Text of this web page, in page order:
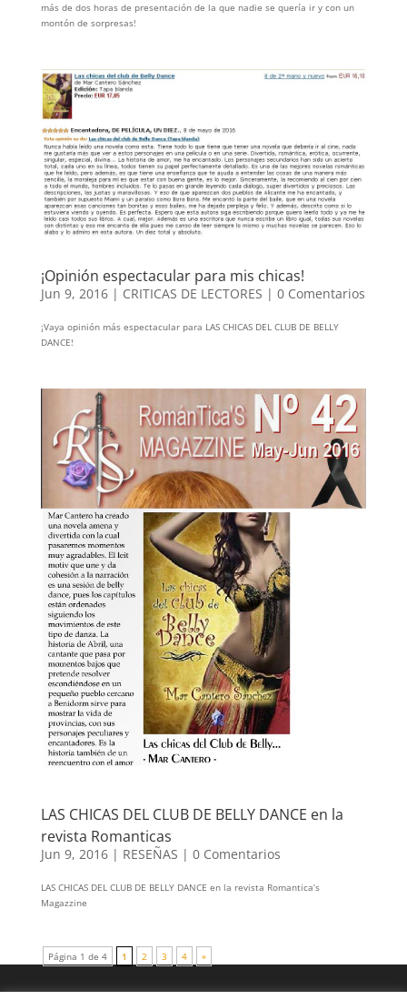
más de dos horas de presentación de la que nadie se quería ir y con un
montón de sorpresas!
¡Opinión espectacular para mis chicas!
Jun 9, 2016| CRITICAS DE LECTORES | 0 Comentarios
¡Vaya opinión más espectacular para LAS CHICAS DEL CLUB DE BELLY
DANCE!
LAS CHICAS DEL CLUB DE BELLY DANCE en la
revista Romanticas
Jun 9, 2016| RESEÑAS | 0 Comentarios
LAS CHICAS DEL CLUB DE BELLY DANCE en la revista Romantica’s
Magazzine
Página 1 de 4 1 2 3 4 »